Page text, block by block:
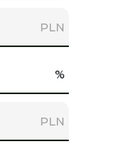
PLN
%
PLN